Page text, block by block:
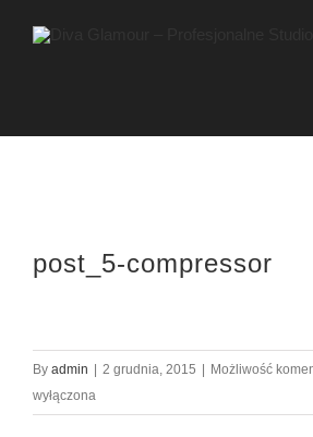
post_5-compressor
By admin | 2 grudnia, 2015 | Możliwość
wyłączona